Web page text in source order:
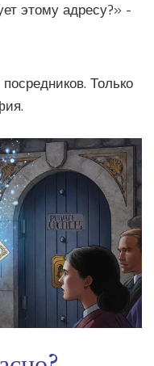
этому адресу?» -
Только